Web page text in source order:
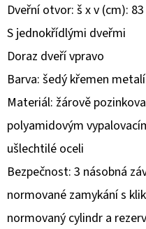
Dveřní otvor: š x v (cm):
S jednokřídlými dveřmi
Doraz dveří vpravo
Barva: šedý křemen
Materiál: žárově
polyamidovým
ušlechtilé oceli
Bezpečnost: 3 násobná
normované zamykání s
normovaný cylindr a
HLEDAT
D
O
P
O
R
U
Č
U